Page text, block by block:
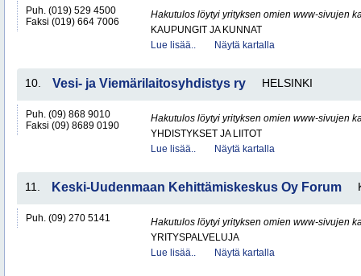
Puh. (019) 529 4500
Faksi (019) 664 7006
Hakutulos löytyi yrityksen omien www-sivujen
KAUPUNGIT JA KUNNAT
Lue lisää..
Näytä kartalla
10. Vesi- ja Viemärilaitosyhdistys ry HELSINKI
Puh. (09) 868 9010
Faksi (09) 8689 0190
Hakutulos löytyi yrityksen omien www-sivujen
YHDISTYKSET JA LIITOT
Lue lisää..
Näytä kartalla
11. Keski-Uudenmaan Kehittämiskeskus Oy Forum
Puh. (09) 270 5141
Hakutulos löytyi yrityksen omien www-sivujen
YRITYSPALVELUJA
Lue lisää..
Näytä kartalla